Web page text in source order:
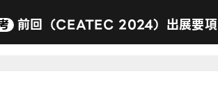
前回（CEATEC 2024）出展要項